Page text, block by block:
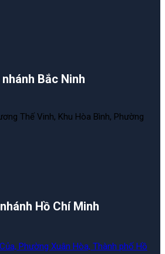
nhánh Bắc Ninh
Thế Vinh, Khu Hòa Bình, Phường
Hồ Chí Minh
Phường Xuân Hòa, Thành phố Hồ